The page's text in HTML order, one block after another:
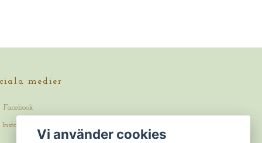
medier
Facebook
Instagram
Vi använder cookies